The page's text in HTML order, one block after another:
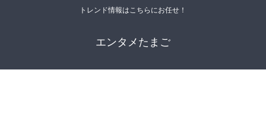
トレンド情報はこちらにお任せ！
エンタメたまご